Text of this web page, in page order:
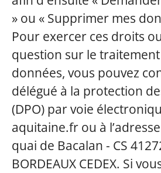
» ou « Supprimer mes
Pour exercer ces droits
question sur le
données, vous pouvez
délégué à la protection
(DPO) par voie
aquitaine.fr ou à
quai de Bacalan - CS
BORDEAUX CEDEX. Si